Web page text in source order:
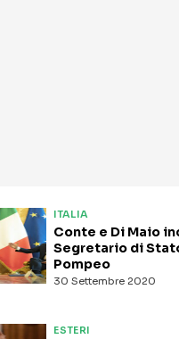
ITALIA
30 Settembre 2020
Conte e Di Maio
Segretario di
Pompeo
ESTERI